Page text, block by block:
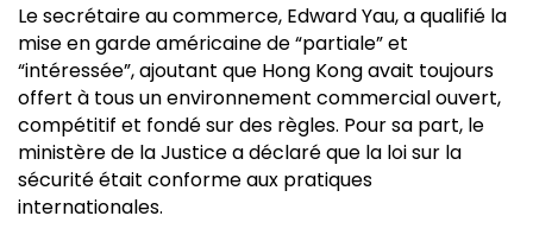
Le secrétaire au commerce, Edward Yau, a qualifié la
mise en garde américaine de “partiale” et
“intéressée”, ajoutant que Hong Kong avait toujours
offert à tous un environnement commercial ouvert,
compétitif et fondé sur des règles. Pour sa part, le
ministère de la Justice a déclaré que la loi sur la
sécurité était conforme aux pratiques
internationales.